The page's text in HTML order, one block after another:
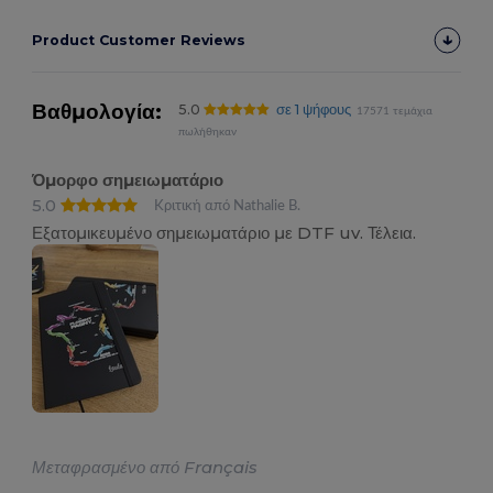
Product Customer Reviews
Βαθμολογία: 5.0 σε 1 ψήφους
17571 τεμάχια
πωλήθηκαν
Όμορφο σημειωματάριο
5.0
Κριτική από Nathalie B.
Εξατομικευμένο σημειωματάριο με DTF uv. Τέλεια.
Μεταφρασμένο από Français